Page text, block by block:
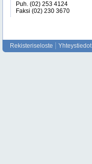
Puh. (02) 253 4124
Faksi (02) 230 3670
Rekisteriseloste Yhteystiedot